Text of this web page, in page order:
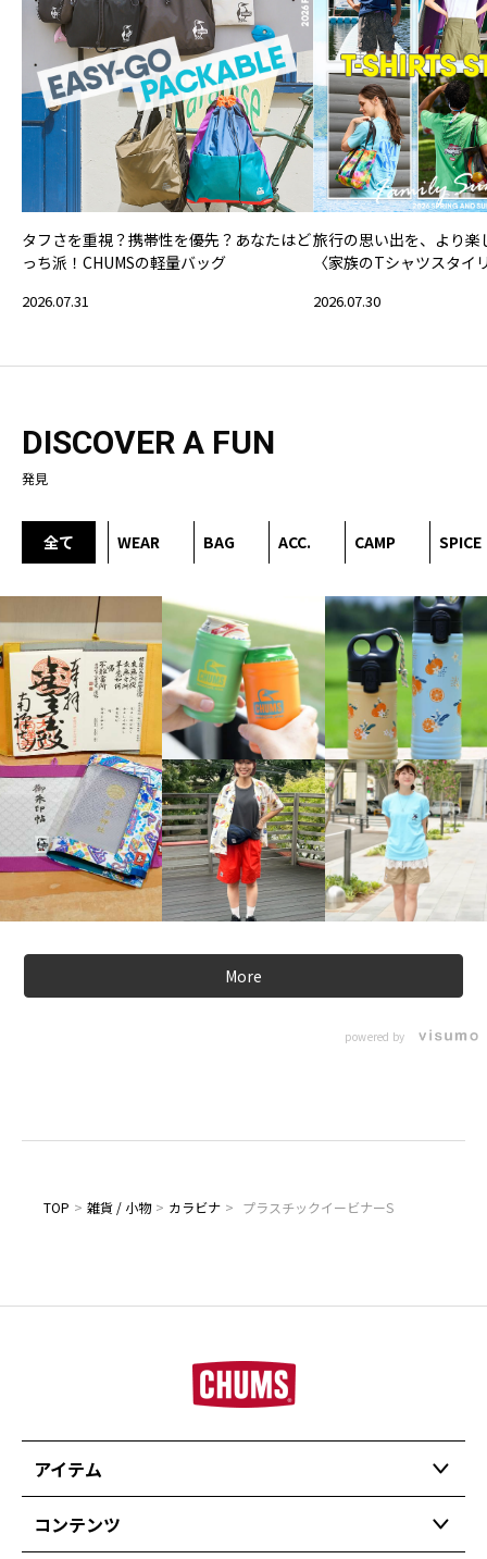
タフさを重視？携帯性を優先？あなたはど
っち派！CHUMSの軽量バッグ
2026.07.31
旅行の思い出を、より楽
〈家族のTシャツスタイ
2026.07.30
DISCOVER A FUN
発見
全て WEAR BAG ACC. CAMP SPICE
More
powered by
TOP > 雑貨 / 小物 > カラビナ > プラスチックイービナーS
アイテム
コンテンツ